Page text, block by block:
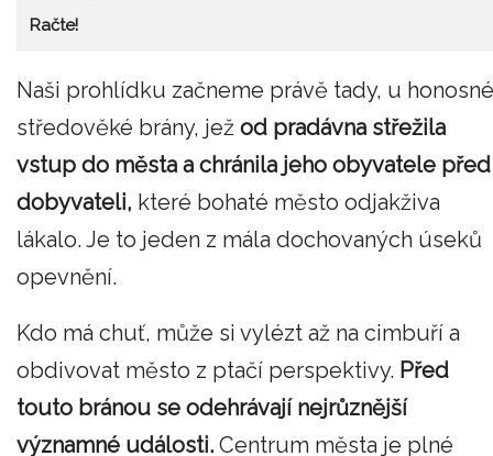
Račte!
Naši prohlídku začneme právě tady, u honosné
středověké brány, jež od pradávna střežila
vstup do města a chránila jeho obyvatele před
dobyvateli, které bohaté město odjakživa
lákalo. Je to jeden z mála dochovaných úseků
opevnění.
Kdo má chuť, může si vylézt až na cimbuří a
obdivovat město z ptačí perspektivy. Před
touto bránou se odehrávají nejrůznější
významné události. Centrum města je plné